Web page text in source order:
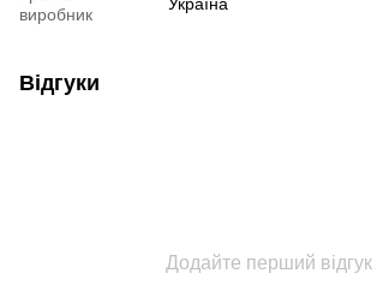
виробник
Україна
Відгуки
Додайте перший відгук